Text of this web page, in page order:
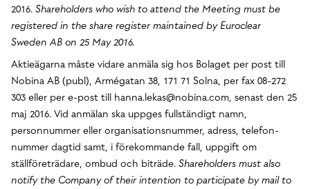
2016. Shareholders who wish to attend the Meeting must be
registered in the share register maintained by Euroclear
Sweden AB on 25 May 2016.
Aktieägarna måste vidare anmäla sig hos Bolaget per post till
Nobina AB (publ), Armégatan 38, 171 71 Solna, per fax 08-272
303 eller per e-post till hanna.lekas@nobina.com, senast den 25
maj 2016. Vid anmälan ska uppges fullständigt namn,
personnummer eller organisationsnummer, adress, telefon­
nummer dagtid samt, i förekommande fall, uppgift om
ställföreträdare, ombud och biträde. Shareholders must also
notify the Company of their intention to participate by mail to